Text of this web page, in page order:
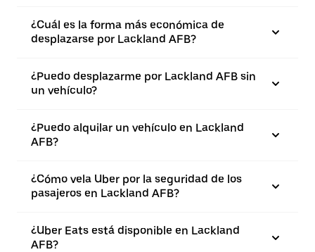
¿Cuál es la forma más económica de
desplazarse por Lackland AFB?
¿Puedo desplazarme por Lackland AFB sin
un vehículo?
¿Puedo alquilar un vehículo en Lackland
AFB?
¿Cómo vela Uber por la seguridad de los
pasajeros en Lackland AFB?
¿Uber Eats está disponible en Lackland
AFB?